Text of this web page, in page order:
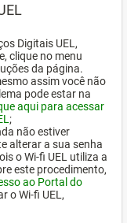
Digitais UEL,
clique no menu
da página.
assim você não
pode estar na
aqui para acessar
;
não estiver
alterar a sua senha
o Wi-fi UEL utiliza a
este procedimento,
ao Portal do
o Wi-fi UEL,